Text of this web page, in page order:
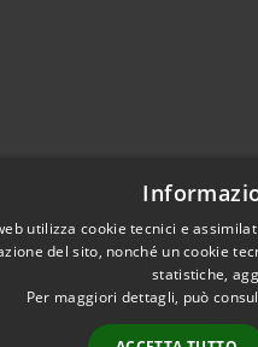
utilizza cookie tecnici e
del sito, nonché un cookie
statistiche,
Per maggiori dettagli, può